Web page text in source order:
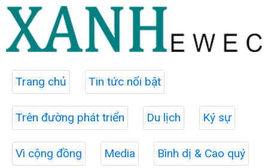
Trang chủ Tin tức nổi bật
Trên đường phát triển Du lịch Ký sự
Vì cộng đồng Media Bình dị & Cao quý